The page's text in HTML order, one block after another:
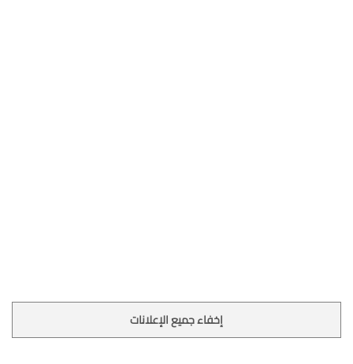
إخفاء جميع الإعلانات